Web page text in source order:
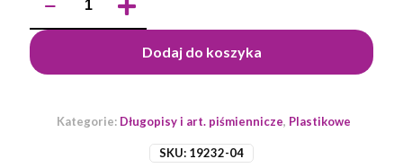
Długopis
BASIC
Dodaj do koszyka
SKU: 19232-04
Kategorie: Długopisy i art. piśmiennicze, Plastikowe